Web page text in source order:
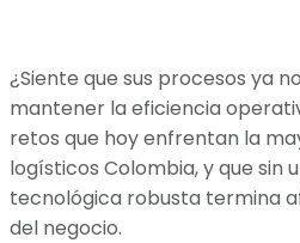
¿Siente que sus procesos ya
mantener la eficiencia
retos que hoy enfrentan la
logísticos Colombia, y que sin
tecnológica robusta termina
del negocio.